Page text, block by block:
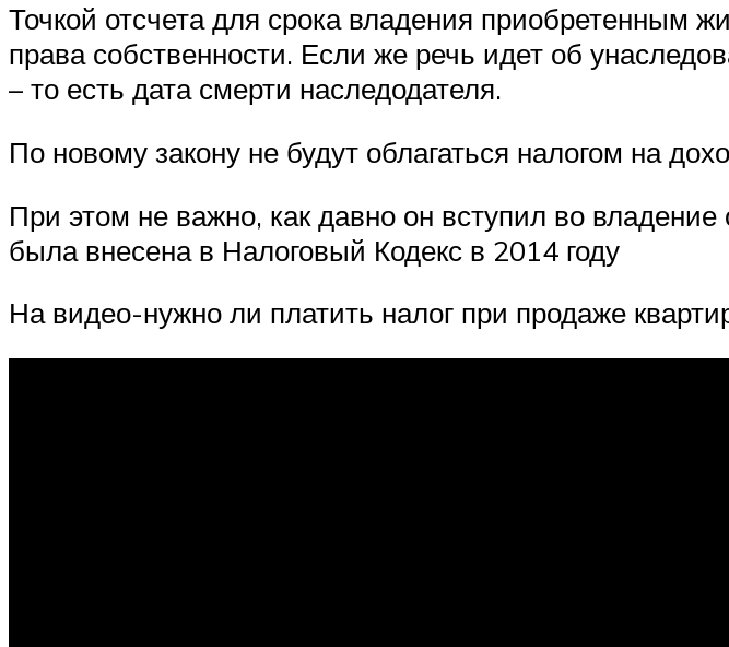
Точкой отсчета для срока владения приобретенным
права собственности. Если же речь идет об
– то есть дата смерти наследодателя.
По новому закону не будут облагаться налогом на
При этом не важно, как давно он вступил во
была внесена в Налоговый Кодекс в 2014 году
На видео-нужно ли платить налог при продаже